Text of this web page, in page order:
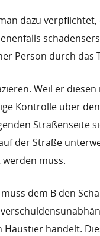
dazu verpflichtet,
Person durch das
Weil er
Kontrolle über
Straßenseite
der Straße
muss.
dem B den
handelt.